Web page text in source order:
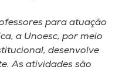
para atuação
a Unoesc, por meio
desenvolve
As atividades são